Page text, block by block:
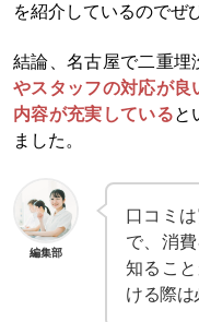
を紹介しているのでぜ
結論、名古屋で二重埋
やスタッフの対応が良
内容が充実していると
ました。
編集部
口コミ
で、消
知るこ
ける際は